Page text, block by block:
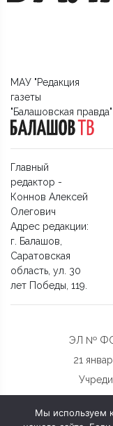
МАУ "Редакция
газеты
"Балашовская правда"
Главный
редактор -
Коннов Алексей
Олегович
Адрес редакции:
г. Балашов,
Саратовская
область, ул. 30
лет Победы, 119.
ЭЛ №
21
Мы используем